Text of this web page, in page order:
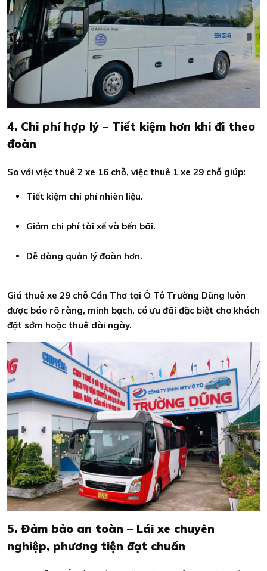
4. Chi phí hợp lý – Tiết kiệm hơn khi đi theo
đoàn
So với việc thuê 2 xe 16 chỗ, việc thuê 1 xe 29 chỗ giúp:
Tiết kiệm chi phí nhiên liệu.
Giảm chi phí tài xế và bến bãi.
Dễ dàng quản lý đoàn hơn.
Giá thuê xe 29 chỗ Cần Thơ tại Ô Tô Trường Dũng luôn
được báo rõ ràng, minh bạch, có ưu đãi đặc biệt cho khách
đặt sớm hoặc thuê dài ngày.
5. Đảm bảo an toàn – Lái xe chuyên
nghiệp, phương tiện đạt chuẩn